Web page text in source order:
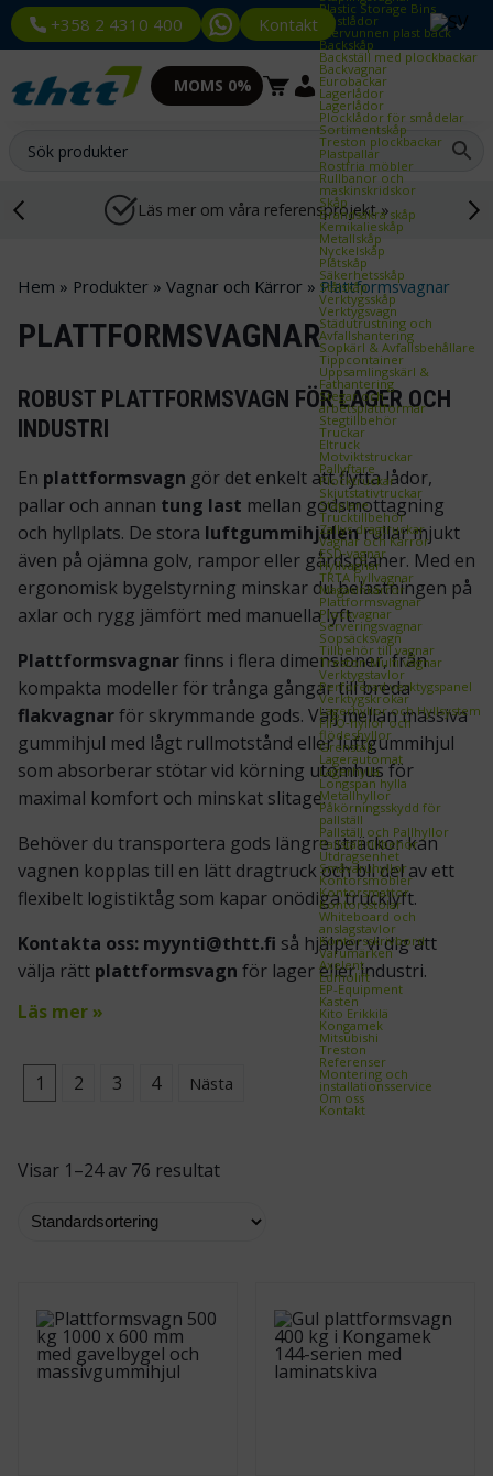
+358 2 4310 400 Kontakt
Plastic Storage Bins
Plastlådor
Återvunnen plast back
Backskåp
Backställ med plockbackar
Backvagnar
Eurobackar
Lagerlådor
Lagerlådor
Plocklådor för smådelar
Sortimentskåp
Treston plockbackar
Plastpallar
Rostfria möbler
Rullbanor och
maskinskridskor
Skåp
Brandsäkra skåp
Kemikalieskåp
Metallskåp
Nyckelskåp
Plåtskåp
Säkerhetsskåp
Stålskåp
Verktygsskåp
Verktygsvagn
Städutrustning och
Avfallshantering
Sopkärl & Avfallsbehållare
Tippcontainer
Uppsamlingskärl &
Fathantering
Stegar och
arbetsplattformar
Stegtillbehör
Truckar
Eltruck
Motviktstruckar
Pallyftare
Plocktruckar
Skjutstativtruckar
Staplare
Trucktillbehör
Zallys dragtruckar
Vagnar och Kärror
ESD‑vagnar
Hyllvagnar
TRTA hyllvagnar
Magasinkärror
Plattformsvagnar
Plockvagnar
Serveringsvagnar
Sopsäcksvagn
Tillbehör till vagnar
Treston Multi vagnar
Verktygstavlor
Perforerad verktygspanel
Verktygskrokar
Lagerhyllor och Hyllsystem
FIFO‑hyllor och
flödeshyllor
Grenställ
Lagerautomat
Lagerhylla
Longspan hylla
Metallhyllor
Påkörningsskydd för
pallställ
Pallställ och Pallhyllor
Pallställ tillbehör
Utdragsenhet
Småvaruhyllor
Kontorsmöbler
Kontorsmattor
Kontorsstolar
Whiteboard och
anslagstavlor
Kontorsskrivbord
Varumärken
Axelent
Edmolift
EP-Equipment
Kasten
Kito Erikkilä
Kongamek
Mitsubishi
Treston
Referenser
Montering och
installationsservice
Om oss
Kontakt
MOMS 0%
Läs mer om våra referensprojekt »
Hem » Produkter » Vagnar och Kärror » Plattformsvagnar
PLATTFORMSVAGNAR
ROBUST PLATTFORMSVAGN FÖR LAGER OCH
INDUSTRI
En plattformsvagn gör det enkelt att flytta lådor,
pallar och annan tung last mellan godsmottagning
och hyllplats. De stora luftgummihjulenrullar mjukt
även på ojämna golv, rampor eller gårdsplaner. Med en
ergonomisk bygelstyrning minskar du belastningen på
axlar och rygg jämfört med manuella lyft.
Plattformsvagnar finns i flera dimensioner, från
kompakta modeller för trånga gångar till breda
flakvagnarför skrymmande gods. Välj mellan massiva
gummihjul med lågt rullmotstånd eller luftgummihjul
som absorberar stötar vid körning utomhus för
maximal komfort och minskat slitage.
Behöver du transportera gods längre sträckor kan
vagnen kopplas till en lätt dragtruckoch bli del av ett
flexibelt logistiktåg som kapar onödiga trucklyft.
Kontakta oss: myynti@thtt.fi så hjälper vi dig att
välja rätt plattformsvagn för lager eller industri.
Läs mer »
1 2 3 4 Nästa
Visar 1–24 av 76 resultat